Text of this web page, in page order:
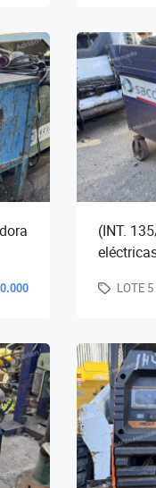
(INT.
sin LOTE 5